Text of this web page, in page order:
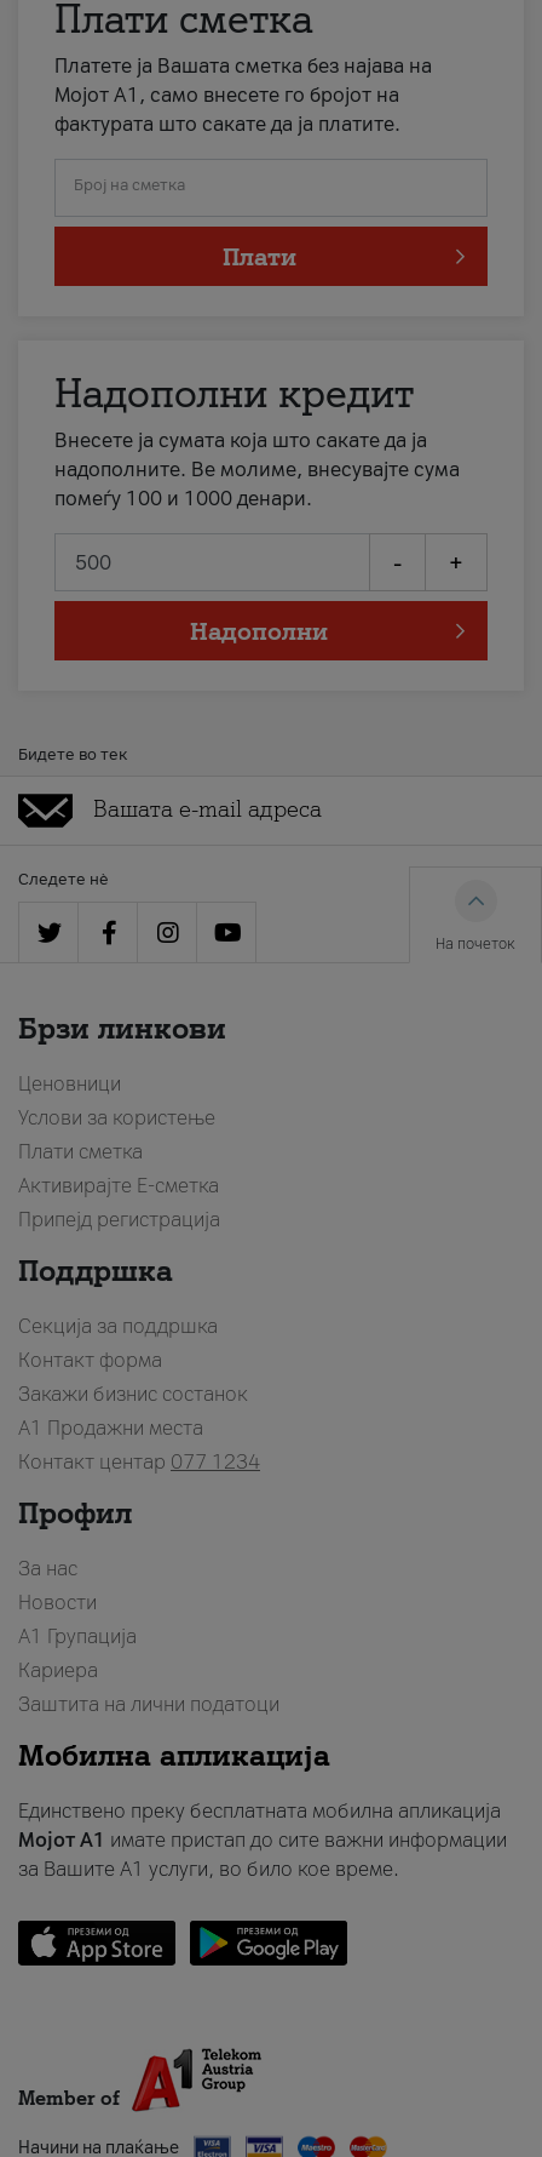
Плати сметка
Платете ја Вашата сметка без најава на
Мојот А1, само внесете го бројот на
фактурата што сакате да ја платите.
Број на сметка
Плати
Надополни кредит
Внесете ја сумата која што сакате да ја
надополните. Ве молиме, внесувајте сума
помеѓу 100 и 1000 денари.
- +
Надополни
Бидете во тек
Следете нè
На почеток
Брзи линкови
Ценовници
Услови за користење
Плати сметка
Активирајте Е-сметка
Припејд регистрација
Поддршка
Секција за поддршка
Контакт форма
Закажи бизнис состанок
A1 Продажни места
Контакт центар 077 1234
Профил
За нас
Новости
А1 Групација
Кариера
Заштита на лични податоци
Мобилна апликација
Единствено преку бесплатната мобилна апликација
Мојот A1 имате пристап до сите важни информации
за Вашите A1 услуги, во било кое време.
Member of
Начини на плаќање